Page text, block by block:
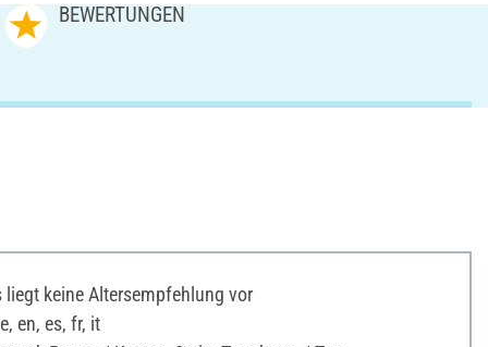
BEWERTUNGEN
keine Altersempfehlung vor
en, es, fr, it